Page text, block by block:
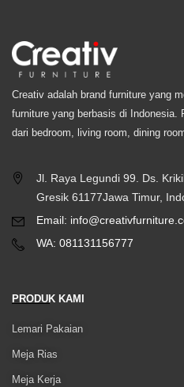
Creativ adalah brand furniture yang
furniture yang berbasis di Indonesia.
dari bedroom, living room, dining
Jl. Raya Legundi 99. Ds.
Gresik 61177Jawa Timur,
Email:
WA: 081131156777
PRODUK KAMI
Lemari Pakaian
Meja Rias
Meja Kerja